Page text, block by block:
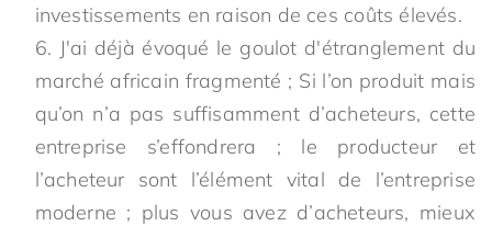
investissements en raison de ces coûts élevés.
J'ai déjà évoqué le goulot d'étranglement du
marché africain fragmenté ; Si l’on produit mais
qu’on n’a pas suffisamment d’acheteurs, cette
entreprise s’effondrera ; le producteur et
l’acheteur sont l’élément vital de l’entreprise
moderne ; plus vous avez d’acheteurs, mieux